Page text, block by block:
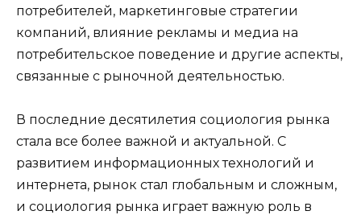
потребителей, маркетинговые стратегии
компаний, влияние рекламы и медиа на
потребительское поведение и другие аспекты,
связанные с рыночной деятельностью.
В последние десятилетия социология рынка
стала все более важной и актуальной. С
развитием информационных технологий и
интернета, рынок стал глобальным и сложным,
и социология рынка играет важную роль в